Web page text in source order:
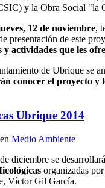
y la Obra Social "la
12 de noviembre,
presentación de este
y actividades que les
de Ubrique se
conocer el proyecto y
Ubrique 2014
Medio Ambiente
diciembre se
organizadas
Víctor Gil García.